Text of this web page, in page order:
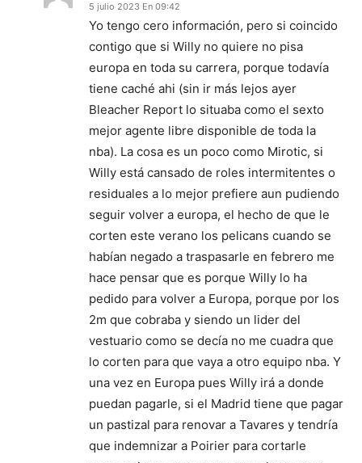
5 julio 2023 En 09:42
Yo tengo cero información, pero si coincido
contigo que si Willy no quiere no pisa
europa en toda su carrera, porque todavía
tiene caché ahi (sin ir más lejos ayer
Bleacher Report lo situaba como el sexto
mejor agente libre disponible de toda la
nba). La cosa es un poco como Mirotic, si
Willy está cansado de roles intermitentes o
residuales a lo mejor prefiere aun pudiendo
seguir volver a europa, el hecho de que le
corten este verano los pelicans cuando se
habían negado a traspasarle en febrero me
hace pensar que es porque Willy lo ha
pedido para volver a Europa, porque por los
2m que cobraba y siendo un lider del
vestuario como se decía no me cuadra que
lo corten para que vaya a otro equipo nba. Y
una vez en Europa pues Willy irá a donde
puedan pagarle, si el Madrid tiene que pagar
un pastizal para renovar a Tavares y tendría
que indemnizar a Poirier para cortarle